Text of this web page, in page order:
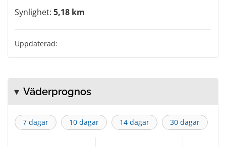
Synlighet: 5,18 km
Uppdaterad:
Väderprognos
7 dagar 10 dagar 14 dagar 30 dagar